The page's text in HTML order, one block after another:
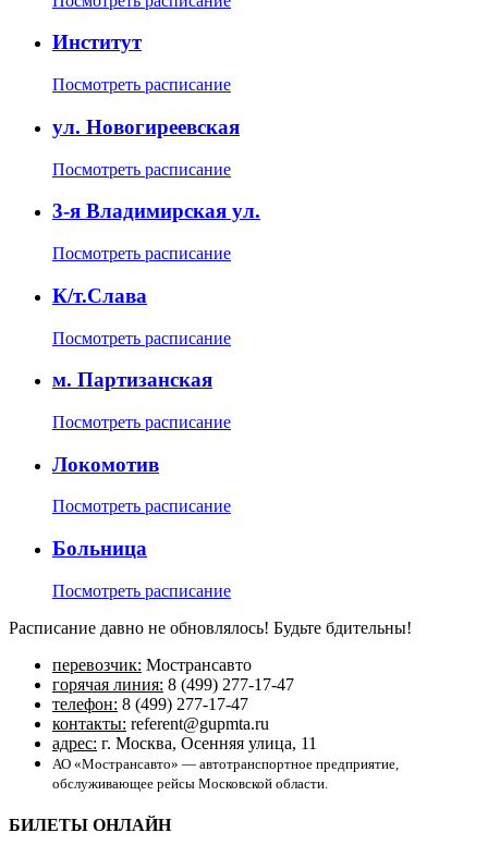
Институт
Посмотреть расписание
ул. Новогиреевская
Посмотреть расписание
3-я Владимирская ул.
Посмотреть расписание
К/т.Слава
Посмотреть расписание
м. Партизанская
Посмотреть расписание
Локомотив
Посмотреть расписание
Больница
Посмотреть расписание
Расписание давно не обновлялось! Будьте бдительны!
перевозчик: Мострансавто
горячая линия: 8 (499) 277-17-47
телефон: 8 (499) 277-17-47
контакты: referent@gupmta.ru
адрес: г. Москва, Осенняя улица, 11
АО «Мострансавто» — автотранспортное предприятие,
обслуживающее рейсы Московской области.
БИЛЕТЫ ОНЛАЙН